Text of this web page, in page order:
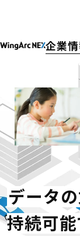
企業
ト
会社
ニュ
採用
ウイ
クグ
ティ
データ
持続可